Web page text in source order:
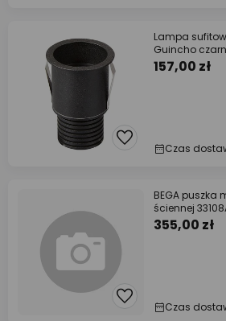
Lampa
Guincho
157,00 zł
Czas
BEGA
ściennej
355,00 zł
Czas